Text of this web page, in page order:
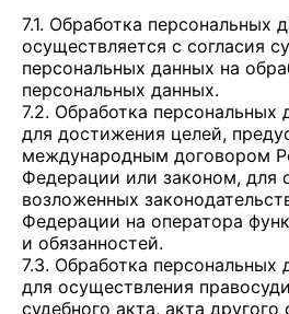
7.1. Обработка персональных
осуществляется с согласия
персональных данных на
персональных данных.
7.2. Обработка персональных
для достижения целей,
международным договором
Федерации или законом, для
возложенных
Федерации на оператора
и обязанностей.
7.3. Обработка персональных
для осуществления
судебного акта, акта другого